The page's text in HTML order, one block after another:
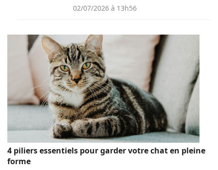
02/07/2026 à 13h56
4 piliers essentiels pour garder votre chat en pleine
forme